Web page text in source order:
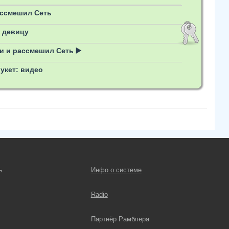
Сеть
девицу
и рассмешил Сеть ▶️
видео
Инфо о системе
Radio
Партнёр Рамблера